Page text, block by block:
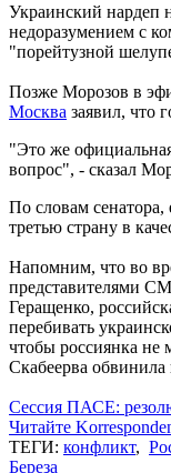
Украинский нардеп
недоразумением с
"порейтузной
Позже Морозов в
Москва заявил, что
"Это же
вопрос", - сказал
По словам сенатора,
третью страну в
Напомним, что во
представителями
Геращенко,
перебивать
чтобы россиянка не
Скабеерва
Сессия ПАСЕ:
Читайте
ТЕГИ: конфликт,
Береза